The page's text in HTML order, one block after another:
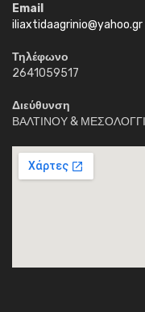
Email
iliaxtidaagrinio@yahoo.gr
Τηλέφωνο
2641059517
Διεύθυνση
ΒΑΛΤΙΝΟΥ &